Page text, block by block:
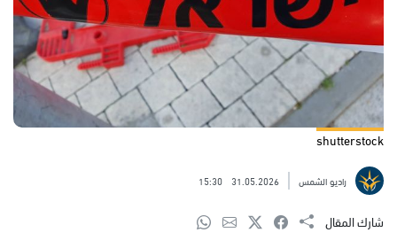
shutterstock
راديو الشمس 31.05.2026
15:30
شارك المقال